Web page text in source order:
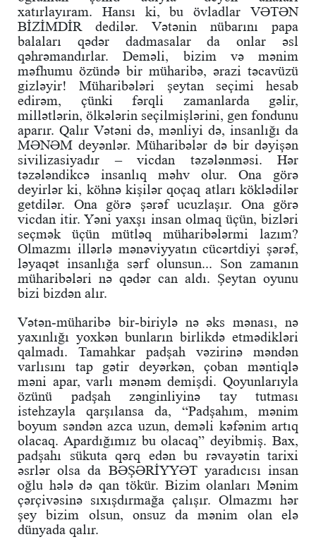
xatırlayıram. Hansı ki, bu övladlar VƏTƏN
BİZİMDİR dedilər. Vətənin nübarını papa
balaları qədər dadmasalar da onlar əsl
qəhrəmandırlar. Deməli, bizim və mənim
məfhumu özündə bir müharibə, ərazi təcavüzü
gizləyir! Müharibələri şeytan seçimi hesab
edirəm, çünki fərqli zamanlarda gəlir,
millətlərin, ölkələrin seçilmişlərini, gen fondunu
aparır. Qalır Vətəni də, mənliyi də, insanlığı da
MƏNƏM deyənlər. Müharibələr də bir dəyişən
sivilizasiyadır – vicdan təzələnməsi. Hər
təzələndikcə insanlıq məhv olur. Ona görə
deyirlər ki, köhnə kişilər qoçaq atları köklədilər
getdilər. Ona görə şərəf ucuzlaşır. Ona görə
vicdan itir. Yəni yaxşı insan olmaq üçün, bizləri
seçmək üçün mütləq müharibələrmi lazım?
Olmazmı illərlə mənəviyyatın cücərtdiyi şərəf,
ləyaqət insanlığa sərf olunsun... Son zamanın
müharibələri nə qədər can aldı. Şeytan oyunu
bizi bizdən alır.
Vətən-müharibə bir-biriylə nə əks mənası, nə
yaxınlığı yoxkən bunların birlikdə etmədikləri
qalmadı. Tamahkar padşah vəzirinə məndən
varlısını tap gətir deyərkən, çoban məntiqlə
məni apar, varlı mənəm demişdi. Qoyunlarıyla
özünü padşah zənginliyinə tay tutması
istehzayla qarşılansa da, “Padşahım, mənim
boyum səndən azca uzun, deməli kəfənim artıq
olacaq. Apardığımız bu olacaq” deyibmiş. Bax,
padşahı sükuta qərq edən bu rəvayətin tarixi
əsrlər olsa da BƏŞƏRİYYƏT yaradıcısı insan
oğlu hələ də qan tökür. Bizim olanları Mənim
çərçivəsinə sıxışdırmağa çalışır. Olmazmı hər
şey bizim olsun, onsuz da mənim olan elə
dünyada qalır.